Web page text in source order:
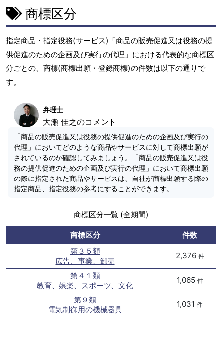
商標区分
指定商品・指定役務(サービス)「商品の販売促進又は役務の提
供促進のための企画及び実行の代理」における代表的な商標区
分ごとの、商標(商標出願・登録商標)の件数は以下の通りで
す。
弁理士
大瀬 佳之のコメント
「商品の販売促進又は役務の提供促進のための企画及び実行の
代理」においてどのような商品やサービスに対して商標出願が
されているのか確認してみましょう。「商品の販売促進又は役
務の提供促進のための企画及び実行の代理」において商標出願
の際に指定された商品やサービスは、自社が商標出願する際の
指定商品、指定役務の参考にすることができます。
商標区分一覧 (全期間)
商標区分
件数
第３５類
広告、事業、卸売
2,376 件
第４１類
教育、娯楽、スポーツ、文化
1,065 件
第９類
電気制御用の機械器具
1,031 件